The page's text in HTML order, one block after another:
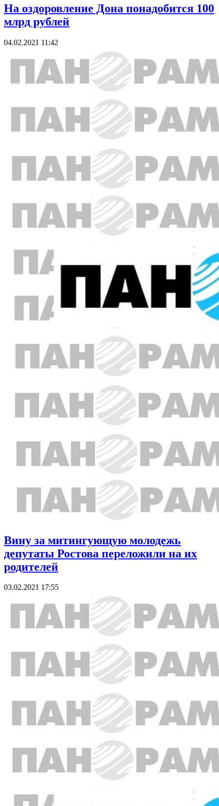
На оздоровление Дона понадобится 100
млрд рублей
04.02.2021 11:42
Вину за митингующую молодежь
депутаты Ростова переложили на их
родителей
03.02.2021 17:55